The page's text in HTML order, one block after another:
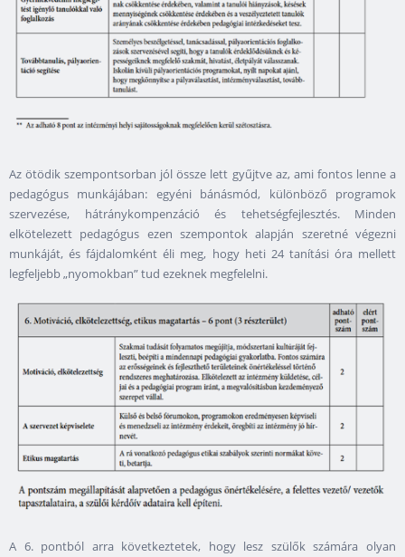
Az ötödik szempontsorban jól össze lett gyűjtve az, ami fontos lenne a
pedagógus munkájában: egyéni bánásmód, különböző programok
szervezése, hátránykompenzáció és tehetségfejlesztés. Minden
elkötelezett pedagógus ezen szempontok alapján szeretné végezni
munkáját, és fájdalomként éli meg, hogy heti 24 tanítási óra mellett
legfeljebb „nyomokban” tud ezeknek megfelelni.
A 6. pontból arra következtetek, hogy lesz szülők számára olyan